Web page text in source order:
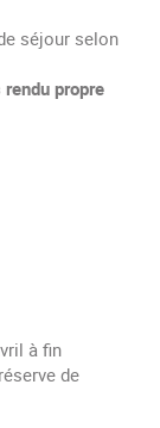
séjour selon
rendu propre
à fin
de